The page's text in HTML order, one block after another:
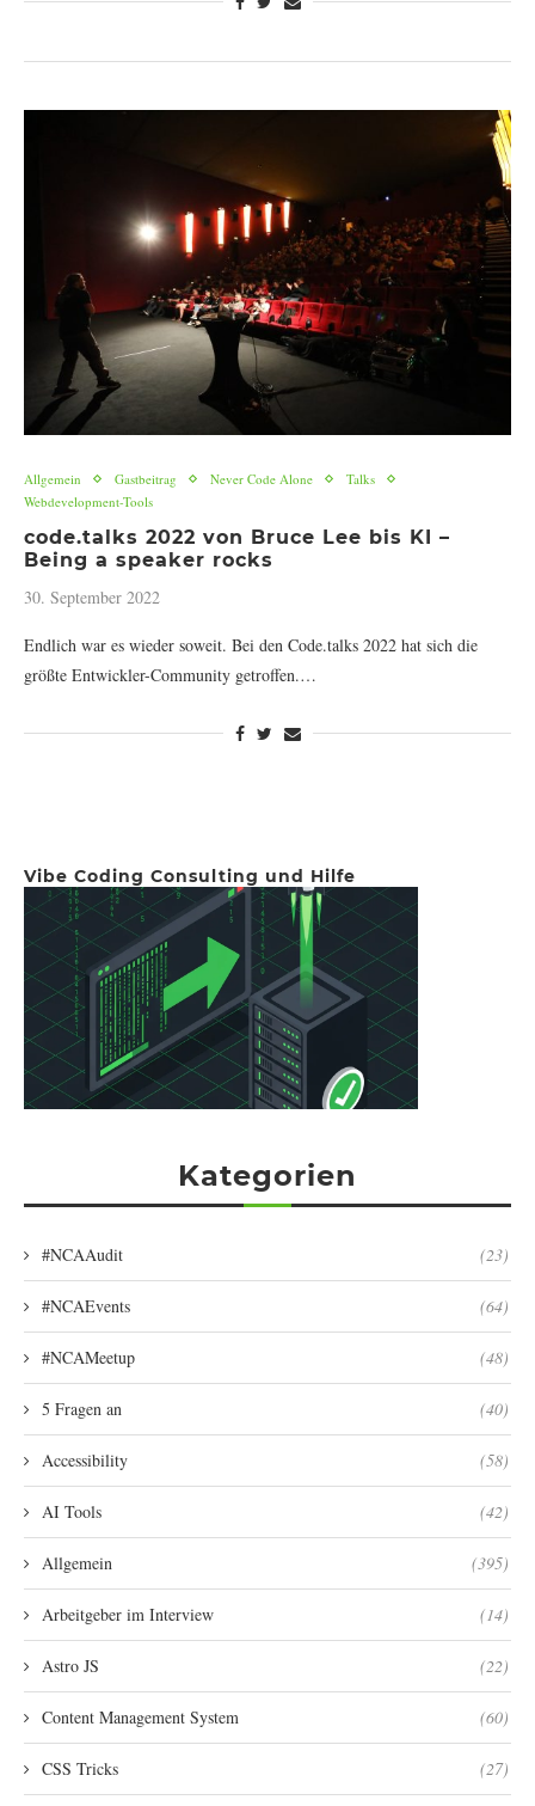
Allgemein Gastbeitrag Never Code Alone
Talks
Webdevelopment-Tools
code.talks 2022 von Bruce Lee bis KI –
Being a speaker rocks
30. September 2022
Endlich war es wieder soweit. Bei den Code.talks 2022 hat sich die
größte Entwickler-Community getroffen.…
Vibe Coding Consulting und Hilfe
Kategorien
#NCAAudit (23)
#NCAEvents (64)
#NCAMeetup (48)
5 Fragen an (40)
Accessibility (58)
AI Tools (42)
Allgemein (395)
Arbeitgeber im Interview (14)
Astro JS (22)
Content Management System (60)
CSS Tricks (27)